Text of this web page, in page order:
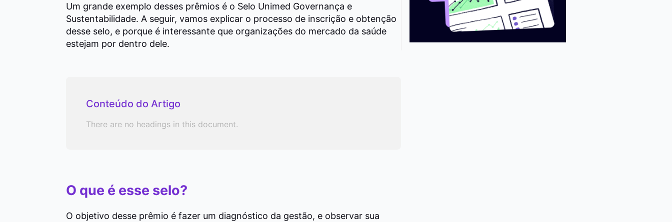
Um grande exemplo desses prêmios é o Selo Unimed Governança e
Sustentabilidade. A seguir, vamos explicar o processo de inscrição e obtenção
desse selo, e porque é interessante que organizações do mercado da saúde
estejam por dentro dele.
Conteúdo do Artigo
There are no headings in this document.
O que é esse selo?
O objetivo desse prêmio é fazer um diagnóstico da gestão, e observar sua